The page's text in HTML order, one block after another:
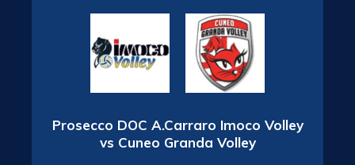
Prosecco DOC A.Carraro Imoco Volley
vs Cuneo Granda Volley